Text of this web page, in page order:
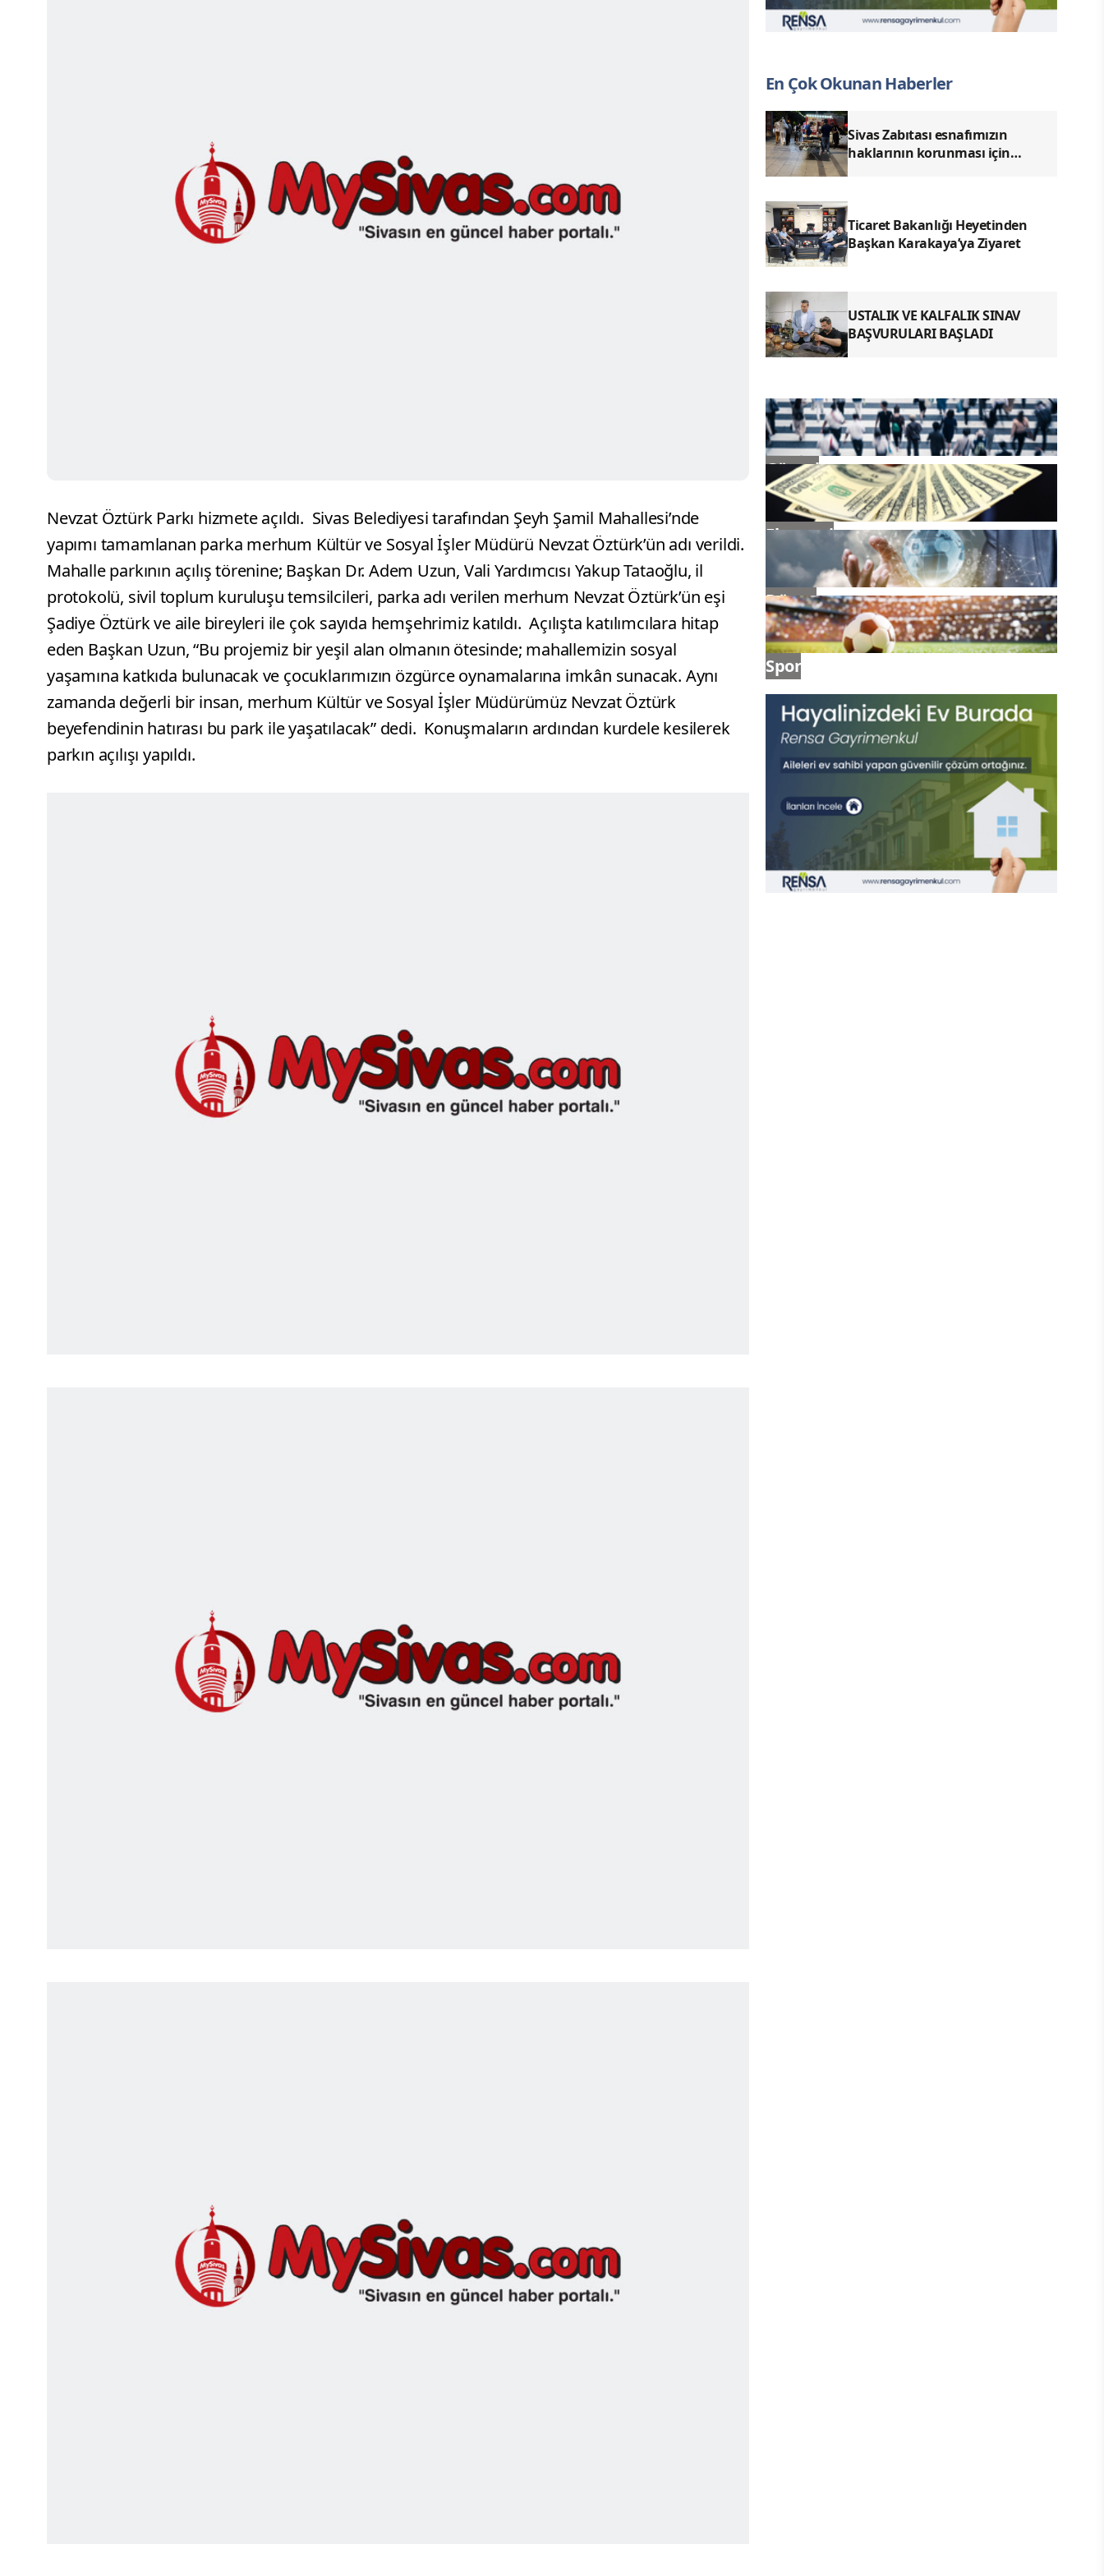
Nevzat Öztürk Parkı hizmete açıldı. Sivas Belediyesi tarafından Şeyh Şamil Mahallesi’nde
yapımı tamamlanan parka merhum Kültür ve Sosyal İşler Müdürü Nevzat Öztürk’ün adı verildi.
Mahalle parkının açılış törenine; Başkan Dr. Adem Uzun, Vali Yardımcısı Yakup Tataoğlu, il
protokolü, sivil toplum kuruluşu temsilcileri, parka adı verilen merhum Nevzat Öztürk’ün eşi
Şadiye Öztürk ve aile bireyleri ile çok sayıda hemşehrimiz katıldı. Açılışta katılımcılara hitap
eden Başkan Uzun, “Bu projemiz bir yeşil alan olmanın ötesinde; mahallemizin sosyal
yaşamına katkıda bulunacak ve çocuklarımızın özgürce oynamalarına imkân sunacak. Aynı
zamanda değerli bir insan, merhum Kültür ve Sosyal İşler Müdürümüz Nevzat Öztürk
beyefendinin hatırası bu park ile yaşatılacak” dedi. Konuşmaların ardından kurdele kesilerek
parkın açılışı yapıldı.
En Çok Okunan Haberler
Sivas Zabıtası esnafımızın
haklarının korunması için
Ticaret Bakanlığı Heyetinden
Başkan Karakaya’ya Ziyaret
USTALIK VE KALFALIK SINAV
BAŞVURULARI BAŞLADI
Güncel
Ekonomi
Dünya
Spor